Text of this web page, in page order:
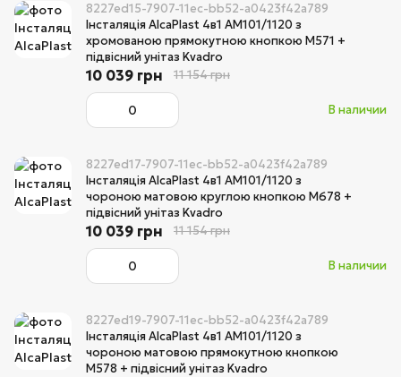
8227ed15-7907-11ec-bb52-a0423f42a789
Інсталяція AlcaPlast 4в1 AM101/1120 з
хромованою прямокутною кнопкою M571 +
підвісний унітаз Kvadro
В наличии
10 039 грн 11 154 грн
8227ed17-7907-11ec-bb52-a0423f42a789
Інсталяція AlcaPlast 4в1 AM101/1120 з
чороною матовою круглою кнопкою M678 +
підвісний унітаз Kvadro
В наличии
10 039 грн 11 154 грн
8227ed19-7907-11ec-bb52-a0423f42a789
Інсталяція AlcaPlast 4в1 AM101/1120 з
чороною матовою прямокутною кнопкою
M578 + підвісний унітаз Kvadro